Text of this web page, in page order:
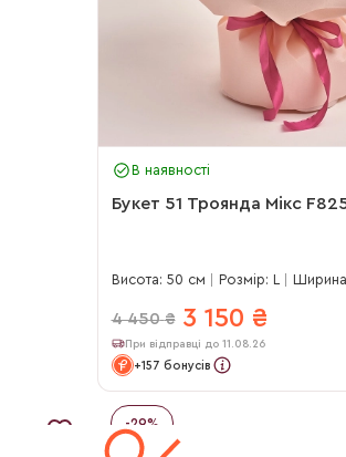
В наявності
Букет 51 Троянда Мікс
Висота: 50 см Розмір: L
4 450 ₴ 3 150 ₴
При відправці до 11.08.26
+157 бонусів
-29%